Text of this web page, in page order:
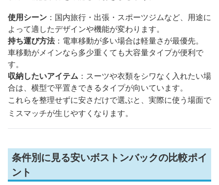
使用シーン ：国内旅行・出張・スポーツジムなど、用途に
よって適したデザインや機能が変わります。
持ち運び方法：電車移動が多い場合は軽量さが最優先。
車移動がメインなら多少重くても大容量タイプが便利で
す。
収納したいアイテム ：スーツや衣類をシワなく入れたい場
合は、横型で平置きできるタイプが向いています。
これらを整理せずに安さだけで選ぶと、実際に使う場面で
ミスマッチが生じやすくなります。
条件別に見る安いボストンバックの比較ポイ
ント